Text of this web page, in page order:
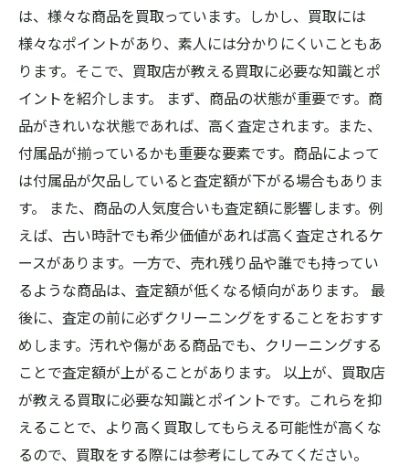
は、様々な商品を買取っています。しかし、買取には
様々なポイントがあり、素人には分かりにくいこともあ
ります。そこで、買取店が教える買取に必要な知識とポ
イントを紹介します。 まず、商品の状態が重要です。商
品がきれいな状態であれば、高く査定されます。また、
付属品が揃っているかも重要な要素です。商品によって
は付属品が欠品していると査定額が下がる場合もありま
す。 また、商品の人気度合いも査定額に影響します。例
えば、古い時計でも希少価値があれば高く査定されるケ
ースがあります。一方で、売れ残り品や誰でも持ってい
るような商品は、査定額が低くなる傾向があります。 最
後に、査定の前に必ずクリーニングをすることをおすす
めします。汚れや傷がある商品でも、クリーニングする
ことで査定額が上がることがあります。 以上が、買取店
が教える買取に必要な知識とポイントです。これらを抑
えることで、より高く買取してもらえる可能性が高くな
るので、買取をする際には参考にしてみてください。